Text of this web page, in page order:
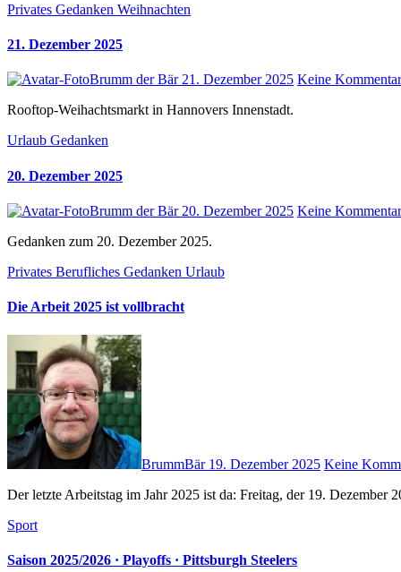
Privates Gedanken Weihnachten
21. Dezember 2025
Brumm der Bär21. Dezember 2025 Keine
Rooftop-Weihachtsmarkt in Hannovers Innenstadt.
Urlaub Gedanken
20. Dezember 2025
Brumm der Bär 20. Dezember 2025 Keine
Gedanken zum 20. Dezember 2025.
Privates Berufliches Gedanken Urlaub
Die Arbeit 2025 ist vollbracht
BrummBär 19. Dezember 2025 Keine
Der letzte Arbeitstag im Jahr 2025 ist da: Freitag, der 19. Dezember
Sport
Saison 2025/2026 · Playoffs · Pittsburgh Steelers